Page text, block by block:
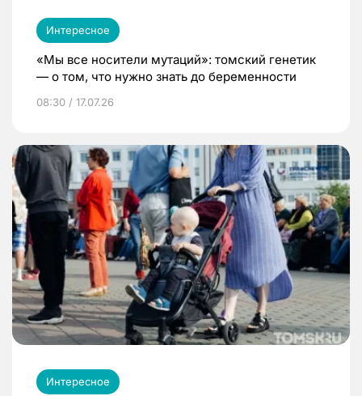
Интересное
«Мы все носители мутаций»: томский генетик
— о том, что нужно знать до беременности
08:30 / 17.07.26
Интересное